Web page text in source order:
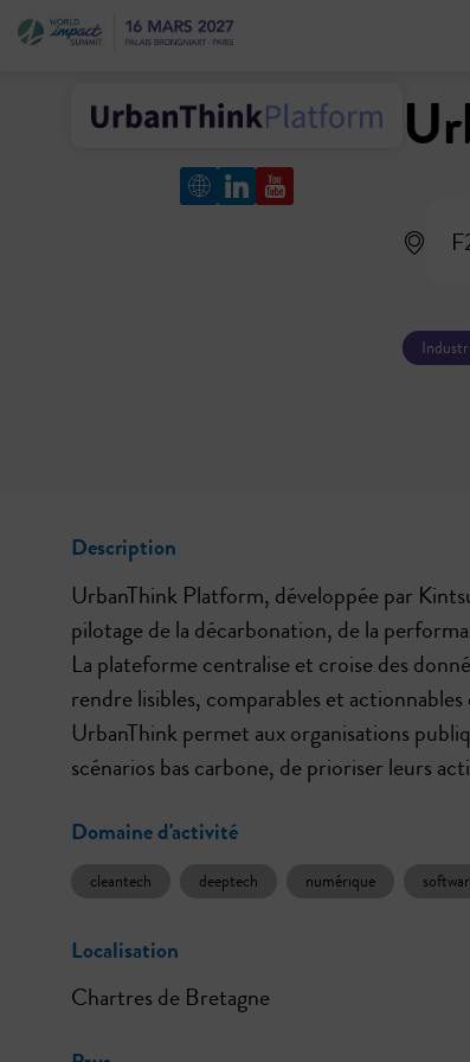
Description
UrbanThink Platform, développée par
pilotage de la décarbonation, de la
La plateforme centralise et croise des
rendre lisibles, comparables et
UrbanThink permet aux organisations
scénarios bas carbone, de prioriser leurs
Domaine d'activité
cleantech deeptech numérique
Localisation
Chartres de Bretagne